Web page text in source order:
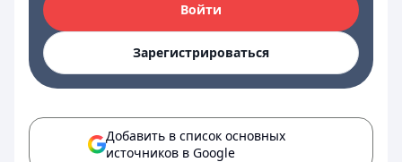
Войти
Зарегистрироваться
Добавить в список основных
источников в Google